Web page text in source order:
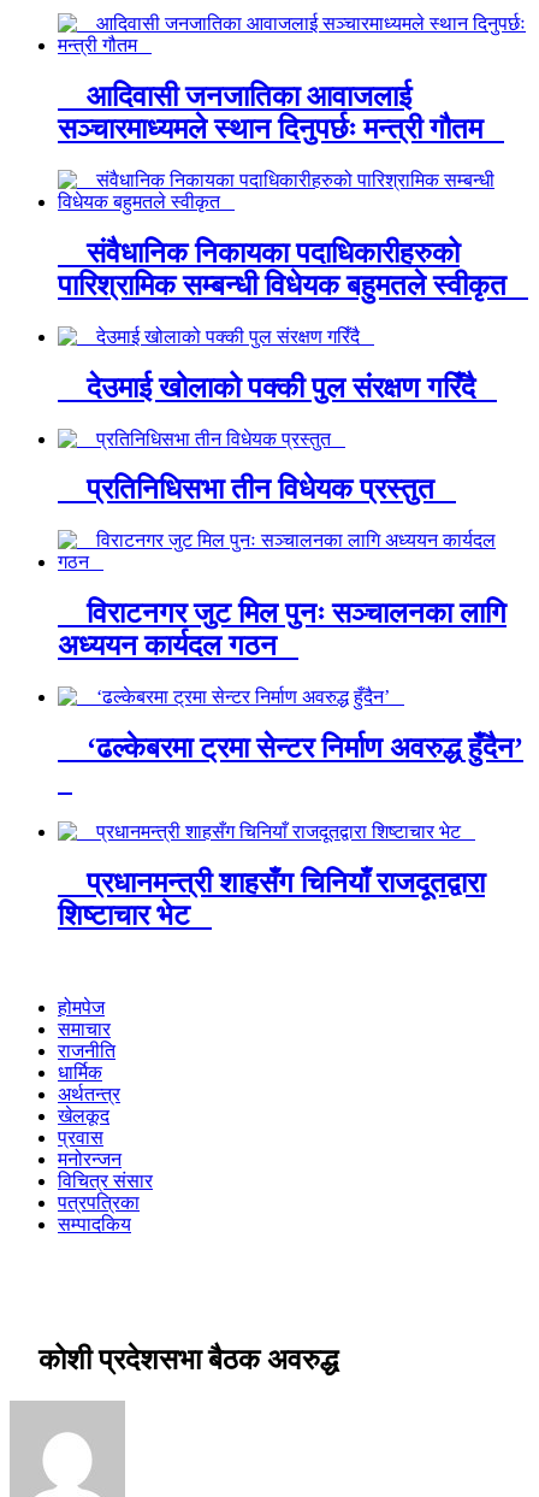
आदिवासी जनजातिका आवाजलाई
सञ्चारमाध्यमले स्थान दिनुपर्छः मन्त्री गौतम
संवैधानिक निकायका पदाधिकारीहरुको
पारिश्रामिक सम्बन्धी विधेयक बहुमतले स्वीकृत
देउमाई खोलाको पक्की पुल संरक्षण गरिँदै
प्रतिनिधिसभा तीन विधेयक प्रस्तुत
विराटनगर जुट मिल पुनः सञ्चालनका लागि
अध्ययन कार्यदल गठन
‘ढल्केबरमा ट्रमा सेन्टर निर्माण अवरुद्ध हुँदैन’
प्रधानमन्त्री शाहसँग चिनियाँ राजदूतद्वारा
शिष्टाचार भेट
होमपेज
समाचार
राजनीति
धार्मिक
अर्थतन्त्र
खेलकूद
प्रवास
मनोरन्जन
विचित्र संसार
पत्रपत्रिका
सम्पादकिय
कोशी प्रदेशसभा बैठक अवरुद्ध